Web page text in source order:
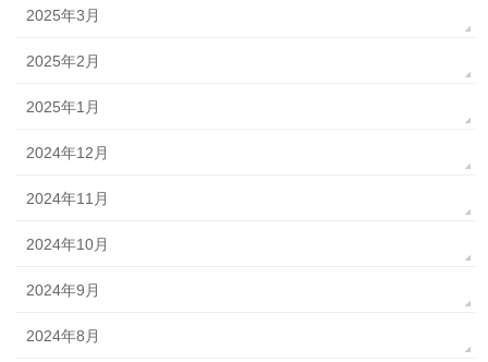
2025年3月
2025年2月
2025年1月
2024年12月
2024年11月
2024年10月
2024年9月
2024年8月